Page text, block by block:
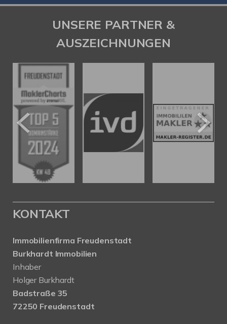
UNSERE PARTNER &
AUSZEICHNUNGEN
KONTAKT
Immobilienfirma Freudenstadt
Burkhardt Immobilien
Inhaber
Holger Burkhardt
Badstraße 35
72250 Freudenstadt